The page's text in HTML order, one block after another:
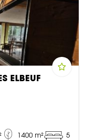
ELBEUF
1400 m²
5